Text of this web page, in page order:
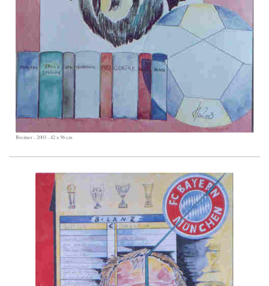
Breitner - 2003 - 42 x 56 cm